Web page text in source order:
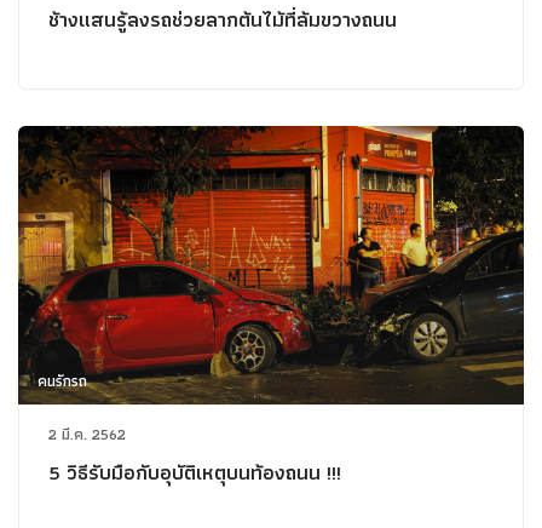
ช้างแสนรู้ลงรถช่วยลากต้นไม้ที่ล้มขวางถนน
คนรักรถ
2 มี.ค. 2562
5 วิธีรับมือกับอุบัติเหตุบนท้องถนน !!!